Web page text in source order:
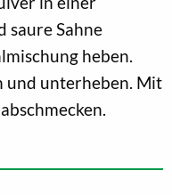
saure Sahne
heben.
und unterheben. Mit